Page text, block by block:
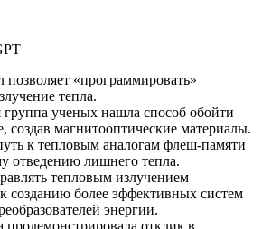
«программировать»
тепла.
ученых нашла способ обойти
создав магнитооптические материалы.
к тепловым аналогам флеш-памяти
отведению лишнего тепла.
тепловым излучением
созданию более эффективных систем
энергии.
продемонстрировала отклик в